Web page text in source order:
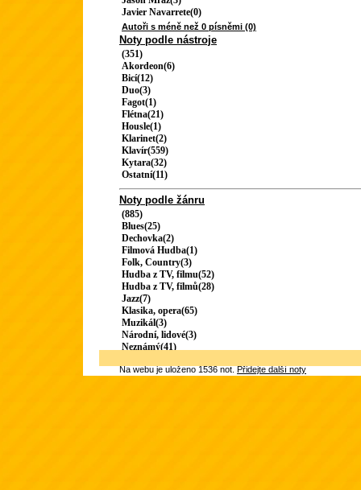
Javier Navarrete(0)
Autoři s méně než 0 písněmi (0)
Noty podle nástroje
(351)
Akordeon(6)
Bicí(12)
Duo(3)
Fagot(1)
Flétna(21)
Housle(1)
Klarinet(2)
Klavír(559)
Kytara(32)
Ostatní(11)
Noty podle žánru
(885)
Blues(25)
Dechovka(2)
Filmová Hudba(1)
Folk, Country(3)
Hudba z TV, filmu(52)
Hudba z TV, filmů(28)
Jazz(7)
Klasika, opera(65)
Muzikál(3)
Národní, lidové(3)
Neznámý(41)
Na webu je uloženo 1536 not.Přidejte další noty